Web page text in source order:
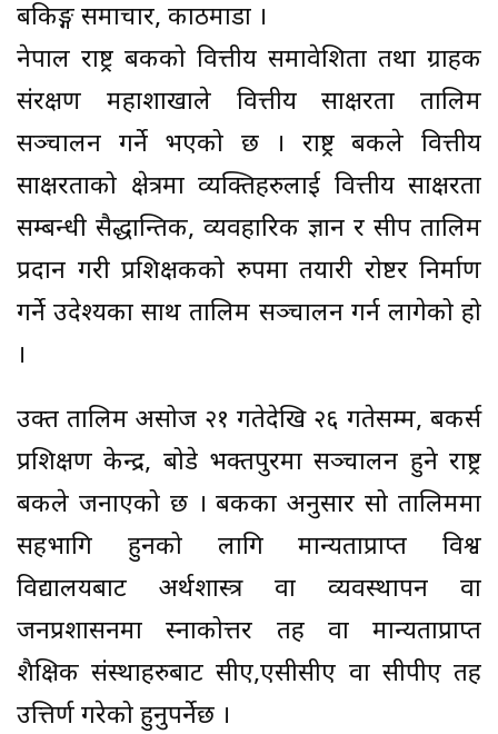
बैंकिङ्ग समाचार, काठमाडौं ।
नेपाल राष्ट्र बैंकको वित्तीय समावेशिता तथा ग्राहक
संरक्षण महाशाखाले वित्तीय साक्षरता तालिम
सञ्चालन गर्ने भएको छ । राष्ट्र बैंकले वित्तीय
साक्षरताको क्षेत्रमा व्यक्तिहरुलाई वित्तीय साक्षरता
सम्बन्धी सैद्धान्तिक, व्यवहारिक ज्ञान र सीप तालिम
प्रदान गरी प्रशिक्षकको रुपमा तयारी रोष्टर निर्माण
गर्ने उदेश्यका साथ तालिम सञ्चालन गर्न लागेको हो
।
उक्त तालिम असोज २१ गतेदेखि २६ गतेसम्म, बैंकर्स
प्रशिक्षण केन्द्र, बोडे भक्तपुरमा सञ्चालन हुने राष्ट्र
बैंकले जनाएको छ । बैंकका अनुसार सो तालिममा
सहभागि हुनको लागि मान्यताप्राप्त विश्व
विद्यालयबाट अर्थशास्त्र वा व्यवस्थापन वा
जनप्रशासनमा स्नाकोत्तर तह वा मान्यताप्राप्त
शैक्षिक संस्थाहरुबाट सीए,एसीसीए वा सीपीए तह
उत्तिर्ण गरेको हुनुपर्नेछ ।